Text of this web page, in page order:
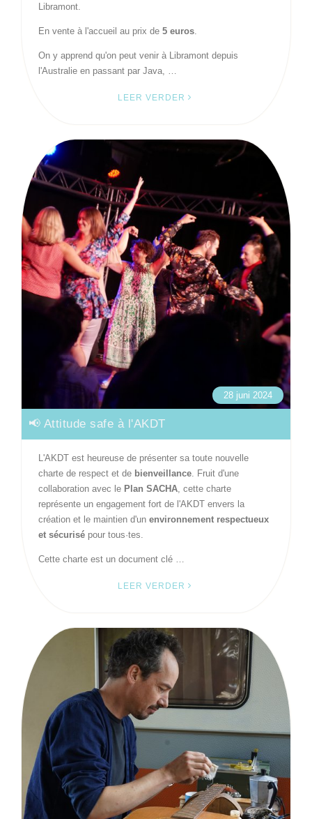
Libramont.
En vente à l'accueil au prix de 5 euros
On y apprend qu'on peut venir à Libramont depuis
l'Australie en passant par Java, …
LEER VERDER
28 juni 2024
📢 Attitude safe à l'AKDT
L'AKDT est heureuse de présenter sa toute nouvelle
charte de respect et de bienveillance. Fruit d'une
collaboration avec le Plan SACHA, cette charte
représente un engagement fort de l'AKDT envers la
création et le maintien d'un environnement respectueux
et sécurisé pour tous·tes.
Cette charte est un document clé …
LEER VERDER